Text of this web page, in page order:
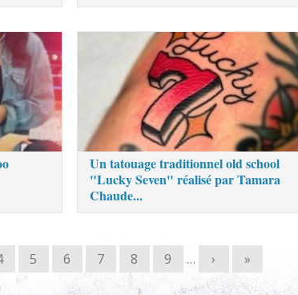
Un tatouage traditionnel old school
"Lucky Seven" réalisé par Tamara
Chaude...
5 6 7 8 9 … › »